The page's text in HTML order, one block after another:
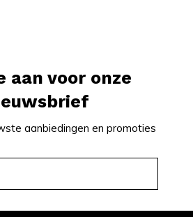
ervaar de verfijning van KELLY
aan voor onze
aanbiedingen en promoties